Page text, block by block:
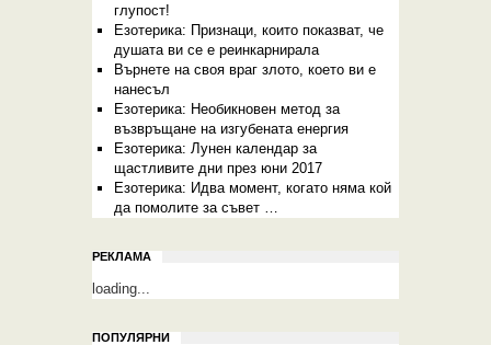
глупост!
Езотерика: Признаци, които показват, че
душата ви се е реинкарнирала
Върнете на своя враг злото, което ви е
нанесъл
Езотерика: Необикновен метод за
възвръщане на изгубената енергия
Езотерика: Лунен календар за
щастливите дни през юни 2017
Езотерика: Идва момент, когато няма кой
да помолите за съвет …
РЕКЛАМА
loading...
ПОПУЛЯРНИ